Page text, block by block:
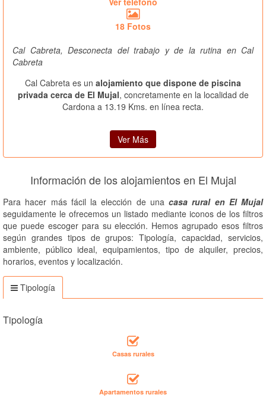
18 Fotos
Cal Cabreta, Desconecta del trabajo y de la rutina en Cal
Cabreta
Cal Cabreta es un alojamiento que dispone de piscina
privada cerca de El Mujal, concretamente en la localidad de
Cardona a 13.19 Kms. en línea recta.
Ver Más
Información de los alojamientos en El Mujal
Para hacer más fácil la elección de una casa rural en El Mujal
seguidamente le ofrecemos un listado mediante iconos de los filtros
que puede escoger para su elección. Hemos agrupado esos filtros
según grandes tipos de grupos: Tipología, capacidad, servicios,
ambiente, público ideal, equipamientos, tipo de alquiler, precios,
horarios, eventos y localización.
Tipología
Tipología
Casas rurales
Apartamentos rurales